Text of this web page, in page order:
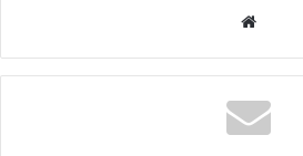
b
s
i